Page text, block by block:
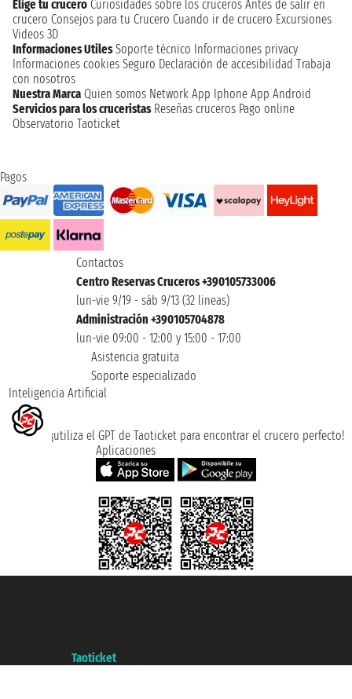
Elige tu crucero Curiosidades sobre los cruceros Antes de salir en
crucero Consejos para tu Crucero Cuando ir de crucero Excursiones
Videos 3D
Informaciones Utiles Soporte técnico Informaciones privacy
Informaciones cookies Seguro Declaración de accesibilidad Trabaja
con nosotros
Nuestra Marca Quien somos Network App Iphone App Android
Servicios para los cruceristas Reseñas cruceros Pago online
Observatorio Taoticket
Pagos
Contactos
Centro Reservas Cruceros +390105733006
lun-vie 9/19 - sáb 9/13 (32 lineas)
Administración +390105704878
lun-vie 09:00 - 12:00 y 15:00 - 17:00
Asistencia gratuita
Soporte especializado
Inteligencia Artificial
¡utiliza el GPT de Taoticket para encontrar el crucero perfecto!
Aplicaciones
Taoticket